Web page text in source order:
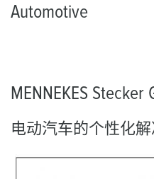
Automotive
MENNEKES Stecker
电动汽车的个性化